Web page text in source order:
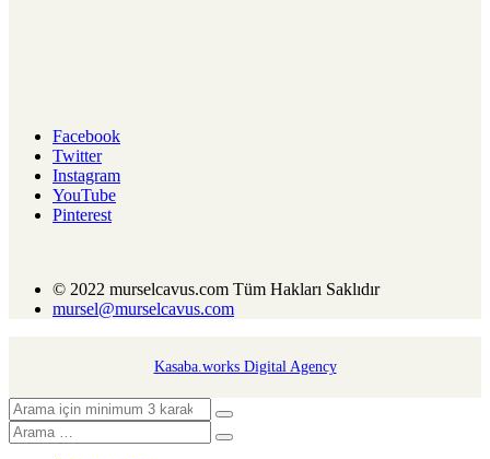
Facebook
Twitter
Instagram
YouTube
Pinterest
© 2022 murselcavus.com Tüm Hakları Saklıdır
mursel@murselcavus.com
Kasaba.works Digital Agency